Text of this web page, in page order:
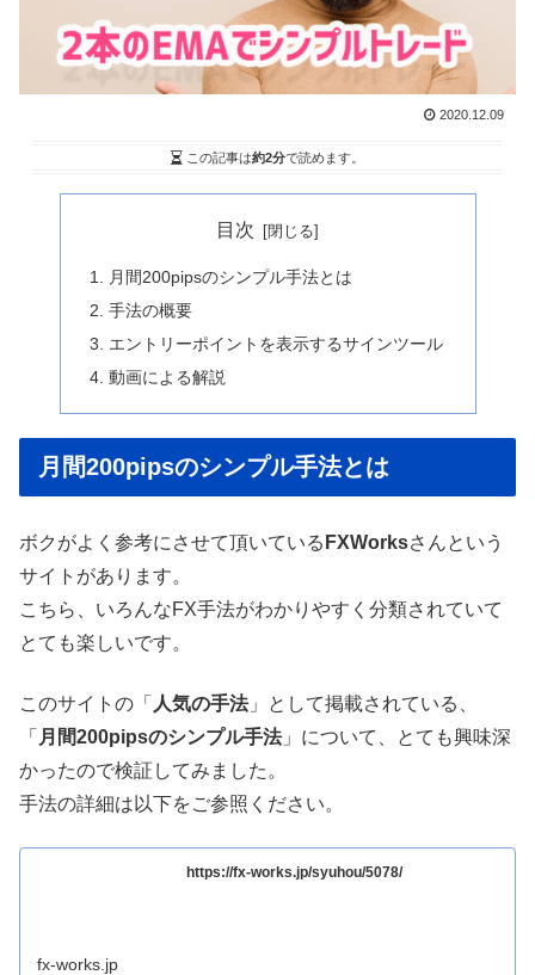
2020.12.09
この記事は約2分で読めます。
目次
月間200pipsのシンプル手法とは
手法の概要
エントリーポイントを表示するサインツール
動画による解説
月間200pipsのシンプル手法とは
ボクがよく参考にさせて頂いている FXWorksさんという
サイトがあります。
こちら、いろんなFX手法がわかりやすく分類されていて
とても楽しいです。
このサイトの「 人気の手法」として掲載されている、
「 月間200pipsのシンプル手法」について、とても興味深
かったので検証してみました。
手法の詳細は以下をご参照ください。
https://fx-works.jp/syuhou/5078/
fx-works.jp